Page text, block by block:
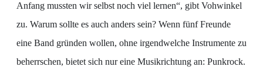
Anfang mussten wir selbst noch viel lernen“, gibt Vohwinkel
zu. Warum sollte es auch anders sein? Wenn fünf Freunde
eine Band gründen wollen, ohne irgendwelche Instrumente zu
beherrschen, bietet sich nur eine Musikrichtung an: Punkrock.